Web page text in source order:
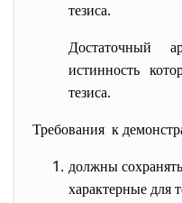
тезиса.
Достаточный
истинность
тезиса.
Требования к
должны
характерные для